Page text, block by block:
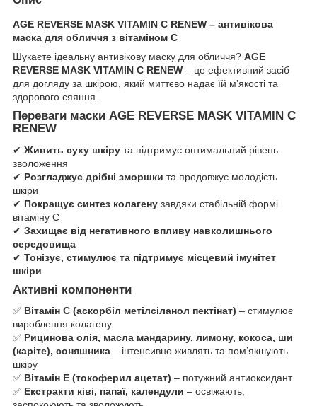
AGE REVERSE MASK VITAMIN C RENEW – антивікова
маска для обличчя з вітаміном С
Шукаєте ідеальну антивікову маску для обличчя? AGE
REVERSE MASK VITAMIN C RENEW – це ефективний засіб
для догляду за шкірою, який миттєво надає їй м’якості та
здорового сяяння.
Переваги маски AGE REVERSE MASK VITAMIN C
RENEW
✔ Живить суху шкіру та підтримує оптимальний рівень
зволоження
✔ Розгладжує дрібні зморшки та продовжує молодість
шкіри
✔ Покращує синтез колагену завдяки стабільній формі
вітаміну С
✔ Захищає від негативного впливу навколишнього
середовища
✔ Тонізує, стимулює та підтримує місцевий імунітет
шкіри
Активні компоненти
✅ Вітамін С (аскорбіл метілсіланол пектінат) – стимулює
вироблення колагену
✅ Рицинова олія, масла мандарину, лимону, кокоса, ши
(каріте), соняшника – інтенсивно живлять та пом’якшують
шкіру
✅ Вітамін Е (токоферил ацетат) – потужний антиоксидант
✅ Екстракти ківі, папаї, календули – освіжають,